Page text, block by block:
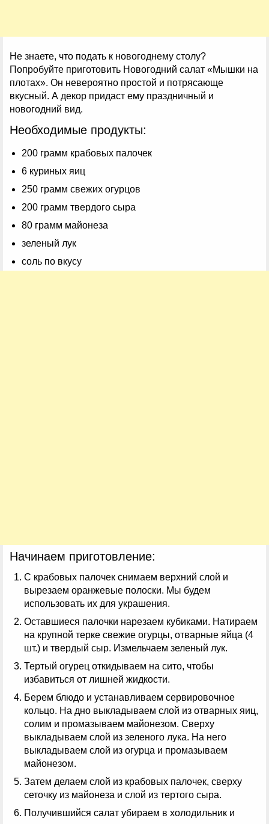
Не знаете, что подать к новогоднему столу?
Попробуйте приготовить Новогодний салат «Мышки на
плотах». Он невероятно простой и потрясающе
вкусный. А декор придаст ему праздничный и
новогодний вид.
Необходимые продукты:
200 грамм крабовых палочек
6 куриных яиц
250 грамм свежих огурцов
200 грамм твердого сыра
80 грамм майонеза
зеленый лук
соль по вкусу
Начинаем приготовление:
С крабовых палочек снимаем верхний слой и
вырезаем оранжевые полоски. Мы будем
использовать их для украшения.
Оставшиеся палочки нарезаем кубиками. Натираем
на крупной терке свежие огурцы, отварные яйца (4
шт.) и твердый сыр. Измельчаем зеленый лук.
Тертый огурец откидываем на сито, чтобы
избавиться от лишней жидкости.
Берем блюдо и устанавливаем сервировочное
кольцо. На дно выкладываем слой из отварных яиц,
солим и промазываем майонезом. Сверху
выкладываем слой из зеленого лука. На него
выкладываем слой из огурца и промазываем
майонезом.
Затем делаем слой из крабовых палочек, сверху
сеточку из майонеза и слой из тертого сыра.
Получившийся салат убираем в холодильник и